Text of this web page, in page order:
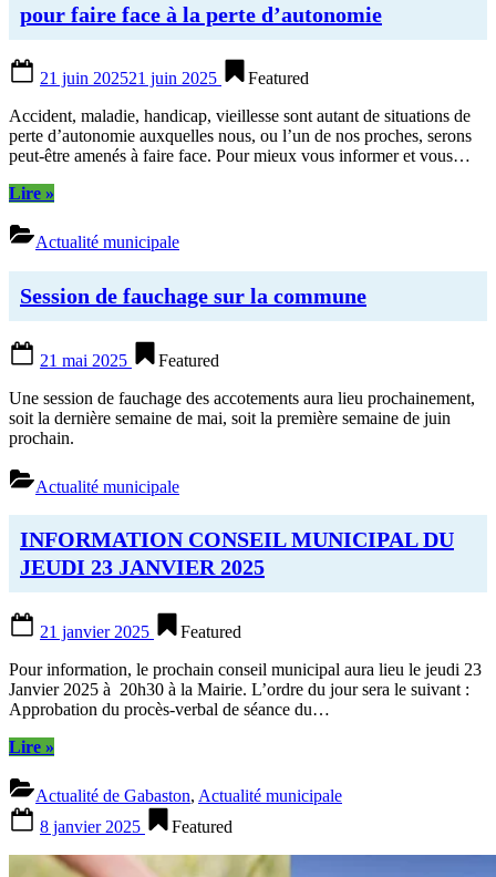
pour faire face à la perte d’autonomie
on
21 juin 202521 juin 2025
Featured
Accident, maladie, handicap, vieillesse sont autant de situations de
perte d’autonomie auxquelles nous, ou l’un de nos proches, serons
peut-être amenés à faire face. Pour mieux vous informer et vous…
Lire“Maison
de
l’autonomie
MDA64
pour
faire
à
la
perte
d’autonomie”
»
Actualité municipale
Session de fauchage sur la commune
on
21 mai 2025
Featured
Une session de fauchage des accotements aura lieu prochainement,
soit la dernière semaine de mai, soit la première semaine de juin
prochain.
Actualité municipale
INFORMATION CONSEIL MUNICIPAL DU
JEUDI 23 JANVIER 2025
on
21 janvier 2025
Featured
Pour information, le prochain conseil municipal aura lieu le jeudi 23
Janvier 2025 à 20h30 à la Mairie. L’ordre du jour sera le suivant :
Approbation du procès-verbal de séance du…
Lire“INFORMATION
MUNICIPAL
DU
JEUDI
JANVIER
»
Actualité de Gabaston, Actualité municipale
on
8 janvier 2025 Featured